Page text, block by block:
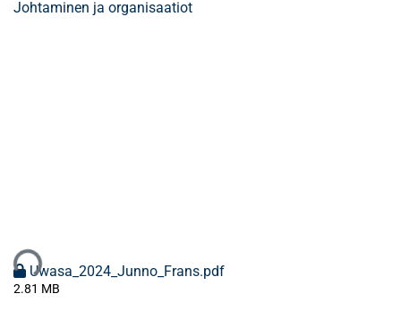
Johtaminen ja organisaatiot
Uwasa_2024_Junno_Frans.pdf
2.81 MB